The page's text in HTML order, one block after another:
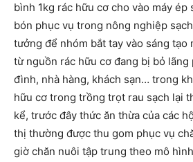
bình 1kg rác hữu cơ cho vào máy ép
bón phục vụ trong nông nghiệp
tưởng để nhóm bắt tay vào sáng tạo
từ nguồn rác hữu cơ đang bị bỏ lãng
đình, nhà hàng, khách sạn… trong
hữu cơ trong trồng trọt rau sạch lại
kể, trước đây thức ăn thừa của các
thị thường được thu gom phục vụ
giờ chăn nuôi tập trung theo mô